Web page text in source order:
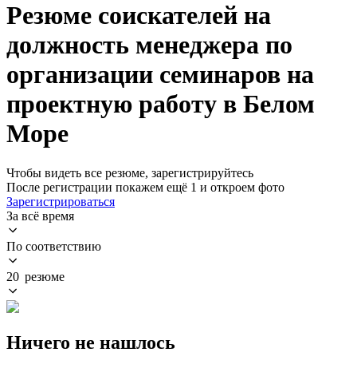
Резюме соискателей на
должность менеджера по
организации семинаров на
проектную работу в Белом
Море
Чтобы видеть все резюме, зарегистрируйтесь
После регистрации покажем ещё 1 и откроем фото
Зарегистрироваться
За всё время
По соответствию
20 резюме
Ничего не нашлось